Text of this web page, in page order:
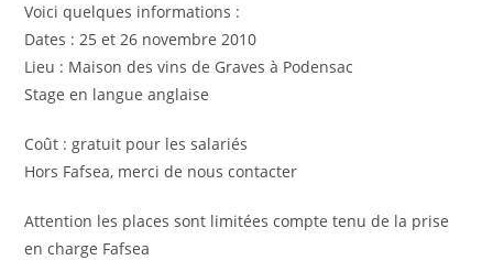
Voici quelques informations :
Dates : 25 et 26 novembre 2010
Lieu : Maison des vins de Graves à Podensac
Stage en langue anglaise
Coût : gratuit pour les salariés
Hors Fafsea, merci de nous contacter
Attention les places sont limitées compte tenu de la prise
en charge Fafsea